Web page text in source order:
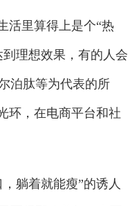
里算得上是个“热
理想效果，有的人会
泊肽等为代表的所
环，在电商平台和社
躺着就能瘦”的诱人